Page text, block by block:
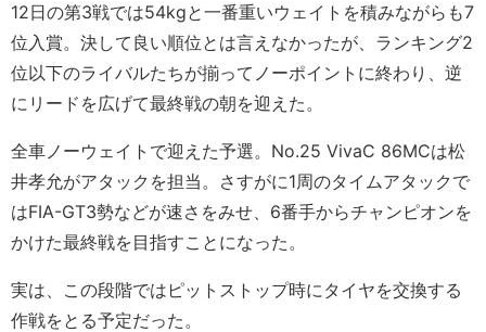
12日の第3戦では54kgと一番重いウェイトを積みながらも7
位入賞。決して良い順位とは言えなかったが、ランキング2
位以下のライバルたちが揃ってノーポイントに終わり、逆
にリードを広げて最終戦の朝を迎えた。
全車ノーウェイトで迎えた予選。No.25 VivaC 86MCは松
井孝允がアタックを担当。さすがに1周のタイムアタックで
はFIA-GT3勢などが速さをみせ、6番手からチャンピオンを
かけた最終戦を目指すことになった。
実は、この段階ではピットストップ時にタイヤを交換する
作戦をとる予定だった。